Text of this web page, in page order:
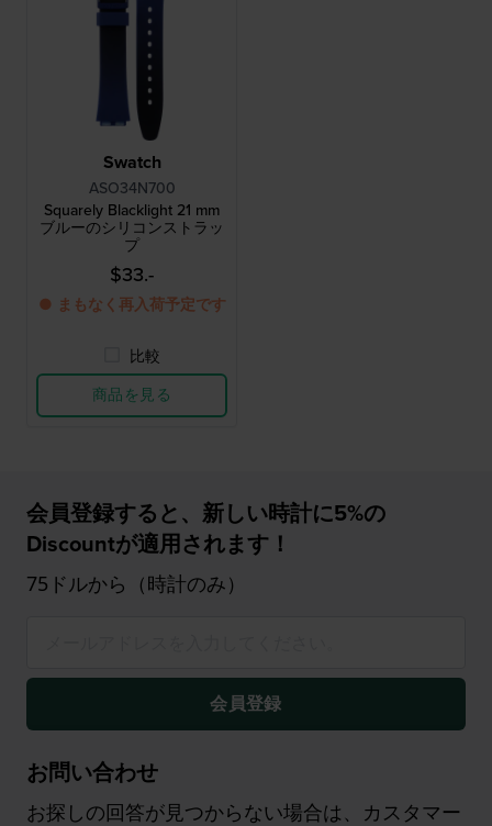
Swatch
ASO34N700
Squarely Blacklight 21 mm
ブルーのシリコンストラッ
プ
$33.-
● まもなく再入荷予定です
比較
商品を見る
会員登録すると、新しい時計に5%の
Discountが適用されます！
75ドルから（時計のみ）
会員登録
お問い合わせ
お探しの回答が見つからない場合は、カスタマー